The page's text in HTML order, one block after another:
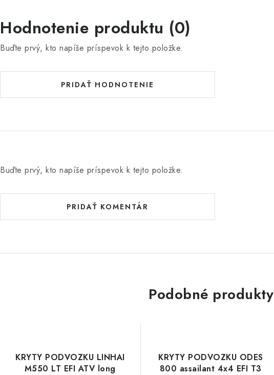
Hodnotenie produktu (0)
Buďte prvý, kto napíše príspevok k tejto položke.
PRIDAŤ HODNOTENIE
Buďte prvý, kto napíše príspevok k tejto položke.
PRIDAŤ KOMENTÁR
Podobné produkty
KRYTY PODVOZKU LINHAI
M550 LT EFI ATV long
KRYTY PODVOZKU ODES
800 assailant 4x4 EFI T3